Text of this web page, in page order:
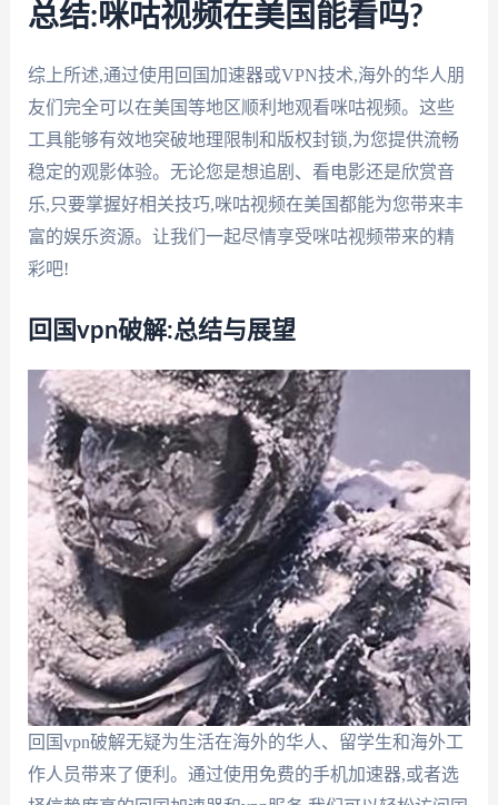
总结:咪咕视频在美国能看吗?
综上所述,通过使用回国加速器或VPN技术,海外的华人朋
友们完全可以在美国等地区顺利地观看咪咕视频。这些
工具能够有效地突破地理限制和版权封锁,为您提供流畅
稳定的观影体验。无论您是想追剧、看电影还是欣赏音
乐,只要掌握好相关技巧,咪咕视频在美国都能为您带来丰
富的娱乐资源。让我们一起尽情享受咪咕视频带来的精
彩吧!
回国vpn破解:总结与展望
回国vpn破解无疑为生活在海外的华人、留学生和海外工
作人员带来了便利。通过使用免费的手机加速器,或者选